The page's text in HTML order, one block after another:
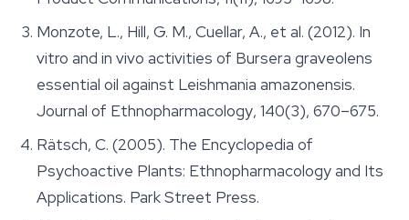
Monzote, L., Hill, G. M., Cuellar, A., et al. (2012). In
vitro and in vivo activities of Bursera graveolens
essential oil against Leishmania amazonensis.
Journal of Ethnopharmacology, 140(3), 670–675.
Rätsch, C. (2005). The Encyclopedia of
Psychoactive Plants: Ethnopharmacology and Its
Applications. Park Street Press.